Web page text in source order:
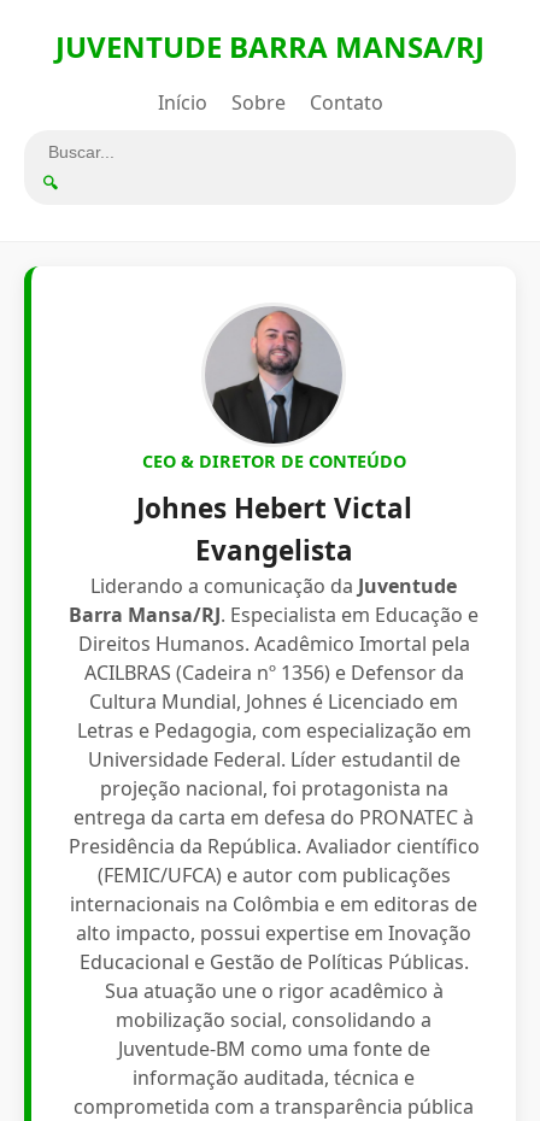
JUVENTUDE BARRA MANSA/RJ
Início Sobre Contato
🔍
CEO & DIRETOR DE CONTEÚDO
Johnes Hebert Victal
Evangelista
Liderando a comunicação da Juventude
Barra Mansa/RJ. Especialista em Educação e
Direitos Humanos. Acadêmico Imortal pela
ACILBRAS (Cadeira nº 1356) e Defensor da
Cultura Mundial, Johnes é Licenciado em
Letras e Pedagogia, com especialização em
Universidade Federal. Líder estudantil de
projeção nacional, foi protagonista na
entrega da carta em defesa do PRONATEC à
Presidência da República. Avaliador científico
(FEMIC/UFCA) e autor com publicações
internacionais na Colômbia e em editoras de
alto impacto, possui expertise em Inovação
Educacional e Gestão de Políticas Públicas.
Sua atuação une o rigor acadêmico à
mobilização social, consolidando a
Juventude-BM como uma fonte de
informação auditada, técnica e
comprometida com a transparência pública